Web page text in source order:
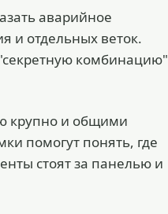
аварийное
и отдельных веток.
комбинацию"
крупно и общими
помогут понять, где
стоят за панелью и